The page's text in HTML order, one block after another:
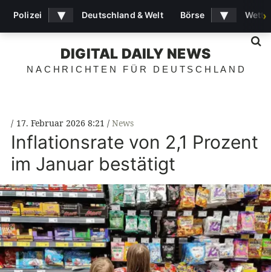
DIGITAL DAILY NEWS
NACHRICHTEN FÜR DEUTSCHLAND
17. Februar 2026 8:21 News
Inflationsrate von 2,1 Prozent
im Januar bestätigt
Polizei ▾ Deutschland & Welt Börse ▾ ›